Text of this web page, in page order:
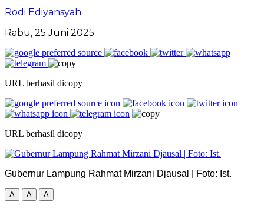
Rodi Ediyansyah
Rabu, 25 Juni 2025
URL berhasil dicopy
URL berhasil dicopy
Gubernur Lampung Rahmat Mirzani Djausal | Foto: Ist.
A A A